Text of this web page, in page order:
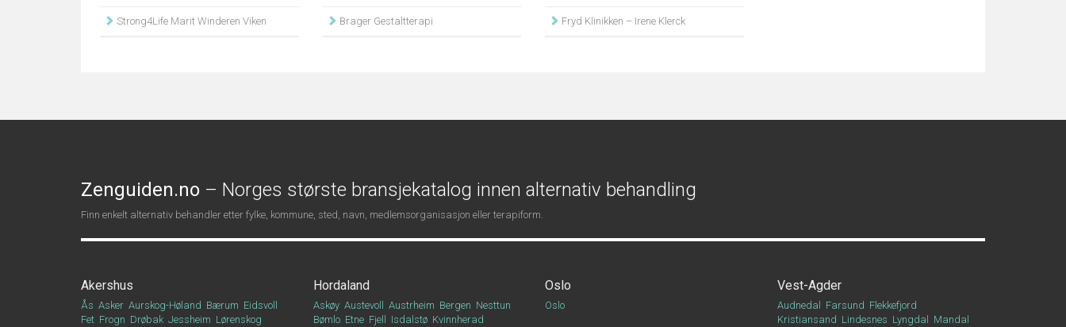
Strong4Life Marit Winderen Viken Brager Gestaltterapi Fryd Klinikken – Irene Klerck
Zenguiden.no – Norges største bransjekatalog innen alternativ behandling
Finn enkelt alternativ behandler etter fylke, kommune, sted, navn, medlemsorganisasjon eller terapiform.
Akershus
Ås Asker Aurskog-Høland Bærum Eidsvoll
Fet Frogn Drøbak Jessheim Lørenskog
Hordaland
Askøy Austevoll Austrheim Bergen Nesttun
Bømlo Etne Fjell Isdalstø Kvinnherad
Oslo
Oslo
Vest-Agder
Audnedal Farsund Flekkefjord
Kristiansand Lindesnes Lyngdal
Mandal